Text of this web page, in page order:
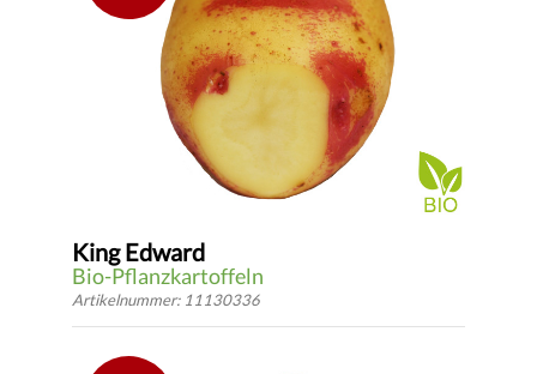
DETAILS ab 2.94 €
gesetzlicher USt. Versandkosten
King Edward
Bio-Pflanzkartoffeln
Artikelnummer: 11130336
England 1902